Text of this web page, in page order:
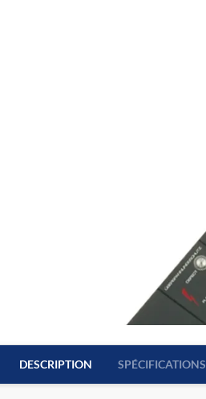
DESCRIPTION SPÉCIFICATIONS